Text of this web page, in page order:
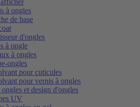
afficher
à ongles
de base
d'ongles
à ongle
à ongles
ongles
pour cuticules
pour vernis à ongles
ongles et design d'ongles
UV